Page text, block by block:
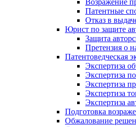
Возражение
Патентные
Отказ в
Юрист по защите
Защита
Претензия о
Патентоведческая
Экспертиза
Экспертиза
Экспертиза
Экспертиза
Экспертиза
Подготовка
Обжалование